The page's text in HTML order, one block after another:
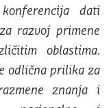
dati
razvoj primene
oblastima.
odlična prilika za
znanja i